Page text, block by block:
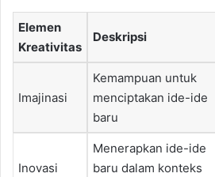
Elemen
Kreativitas
Deskripsi
Imajinasi
Kemampuan untuk
menciptakan ide-ide
baru
Inovasi
Menerapkan ide-ide
baru dalam konteks